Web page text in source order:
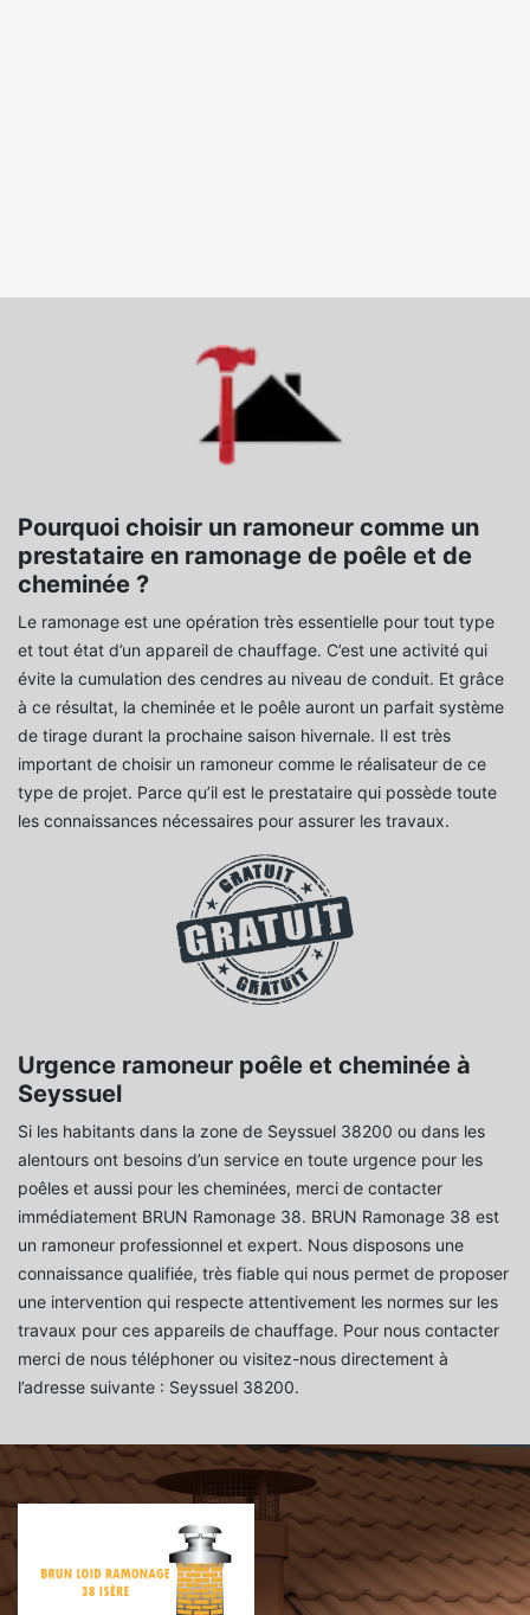
Pourquoi choisir un ramoneur comme un
prestataire en ramonage de poêle et de
cheminée ?
Le ramonage est une opération très essentielle pour tout type
et tout état d’un appareil de chauffage. C’est une activité qui
évite la cumulation des cendres au niveau de conduit. Et grâce
à ce résultat, la cheminée et le poêle auront un parfait système
de tirage durant la prochaine saison hivernale. Il est très
important de choisir un ramoneur comme le réalisateur de ce
type de projet. Parce qu’il est le prestataire qui possède toute
les connaissances nécessaires pour assurer les travaux.
Urgence ramoneur poêle et cheminée à
Seyssuel
Si les habitants dans la zone de Seyssuel 38200 ou dans les
alentours ont besoins d’un service en toute urgence pour les
poêles et aussi pour les cheminées, merci de contacter
immédiatement BRUN Ramonage 38. BRUN Ramonage 38 est
un ramoneur professionnel et expert. Nous disposons une
connaissance qualifiée, très fiable qui nous permet de proposer
une intervention qui respecte attentivement les normes sur les
travaux pour ces appareils de chauffage. Pour nous contacter
merci de nous téléphoner ou visitez-nous directement à
l’adresse suivante : Seyssuel 38200.